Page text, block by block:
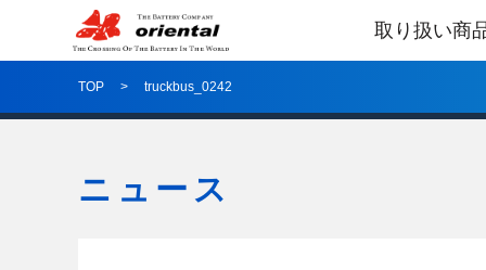
取り扱い商
TOP truckbus_0242
ニュース